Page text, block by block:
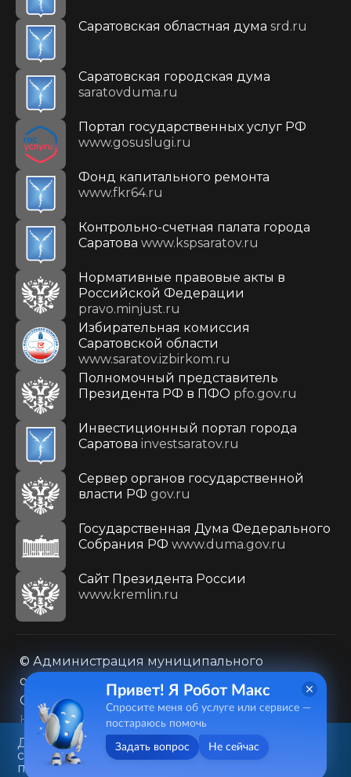
Саратовская областная дума srd.ru
Саратовская городская дума
saratovduma.ru
Портал государственных услуг РФ
www.gosuslugi.ru
Фонд капитального ремонта
www.fkr64.ru
Контрольно-счетная палата города
Саратова www.kspsaratov.ru
Нормативные правовые акты в
Российской Федерации
pravo.minjust.ru
Избирательная комиссия
Саратовской области
www.saratov.izbirkom.ru
Полномочный представитель
Президента РФ в ПФО pfo.gov.ru
Инвестиционный портал города
Саратова investsaratov.ru
Сервер органов государственной
власти РФ gov.ru
Государственная Дума Федерального
Собрания РФ www.duma.gov.ru
Cайт Президента России
www.kremlin.ru
© Администрация муниципального
образования городского округа «Город
Саратов»
Контакты
Карта сайта
Политика в отношении обработки
персональных данных
Данный веб-сайт использует
cookie-файлы в целях
предоставления вам лучшего
Привет! Я Робот Макс
Спросите меня об услуге или сервисе —
постараюсь помочь
Задать вопрос Не сейчас